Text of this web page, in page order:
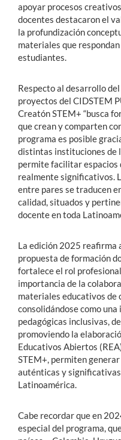
apoyar procesos
docentes destacaron el
la profundización
materiales que
estudiantes.
Respecto al desarrollo
proyectos del CIDSTEM
Creatón STEM+ “busca
que crean y comparten
programa es posible
distintas instituciones de
permite facilitar espacios
realmente significativos.
entre pares se traducen
calidad, situados y
docente en toda
La edición 2025 reafirma
propuesta de formación
fortalece el rol
importancia de la
materiales educativos de
consolidándose como
pedagógicas inclusivas,
promoviendo la
Educativos Abiertos
STEM+, permiten
auténticas y
Latinoamérica.
Cabe recordar que en
especial del programa,